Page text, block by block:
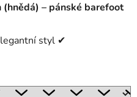
– pánské barefoot
styl ✔